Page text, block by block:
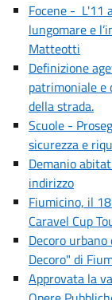
Focene - L'11
lungomare e
Matteotti
Definizione
patrimoniale e
della strada.
Scuole -
sicurezza e
Demanio
indirizzo
Fiumicino, il
Caravel Cup
Decoro
Decoro" di
Approvata la